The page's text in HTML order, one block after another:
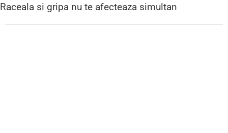
Raceala si gripa nu te afecteaza simultan